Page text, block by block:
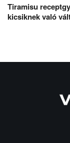
Tiramisu
kicsiknek való